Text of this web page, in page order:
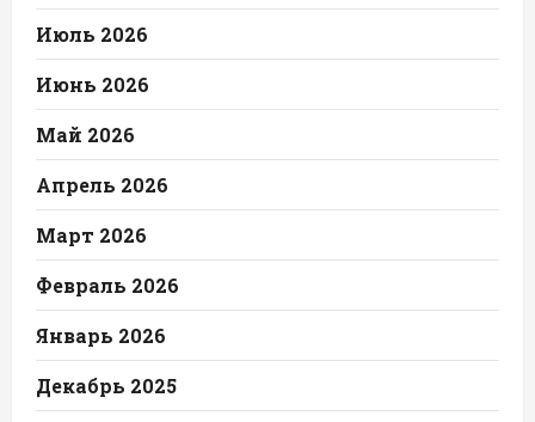
Июль 2026
Июнь 2026
Май 2026
Апрель 2026
Март 2026
Февраль 2026
Январь 2026
Декабрь 2025